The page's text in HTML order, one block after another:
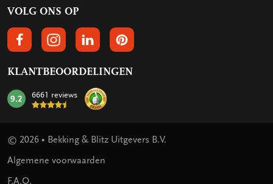
VOLG ONS OP
VOLGS ONS OP FACEBOOK
VOLG ONS OP INSTAGRAM
VOLG ONS OP LINKEDIN
VOLG ONS OP PINTEREST
KLANTBEOORDELINGEN
mark:
9.2 6661 reviews
© 2026 • Bekking & Blitz Uitgevers B.V.
Algemene voorwaarden
F.A.Q.